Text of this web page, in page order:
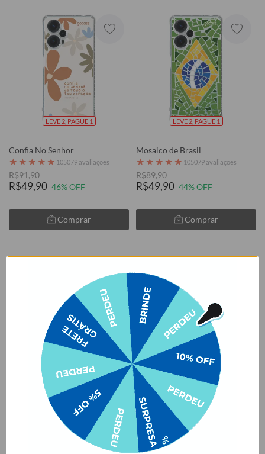
LEVE 2, PAGUE 1
Confia No Senhor
★ ★ ★ ★ ★ 105079 avaliações
R$91,90
R$49,90 46% OFF
Comprar
LEVE 2, PAGUE 1
Mosaico de Brasil
★ ★ ★ ★ ★ 105079 avaliações
R$89,90
R$49,90 44% OFF
Comprar
Lineart Watercolor Flowers
★ 105079 avaliações
44% OFF
LEVE 2, PAGUE 1
Cruzeiro - Pai Celeste
★★ ★★ 105079 avaliações
R$49,90